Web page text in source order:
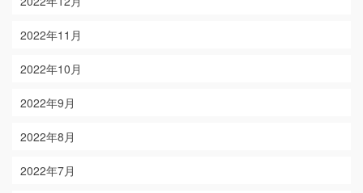
2022年11月
2022年10月
2022年9月
2022年8月
2022年7月